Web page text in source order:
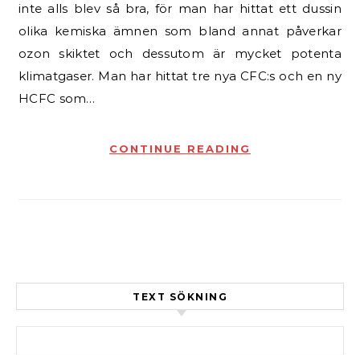
inte alls blev så bra, för man har hittat ett dussin
olika kemiska ämnen som bland annat påverkar
ozon skiktet och dessutom är mycket potenta
klimatgaser. Man har hittat tre nya CFC:s och en ny
HCFC som…
CONTINUE READING
TEXT SÖKNING